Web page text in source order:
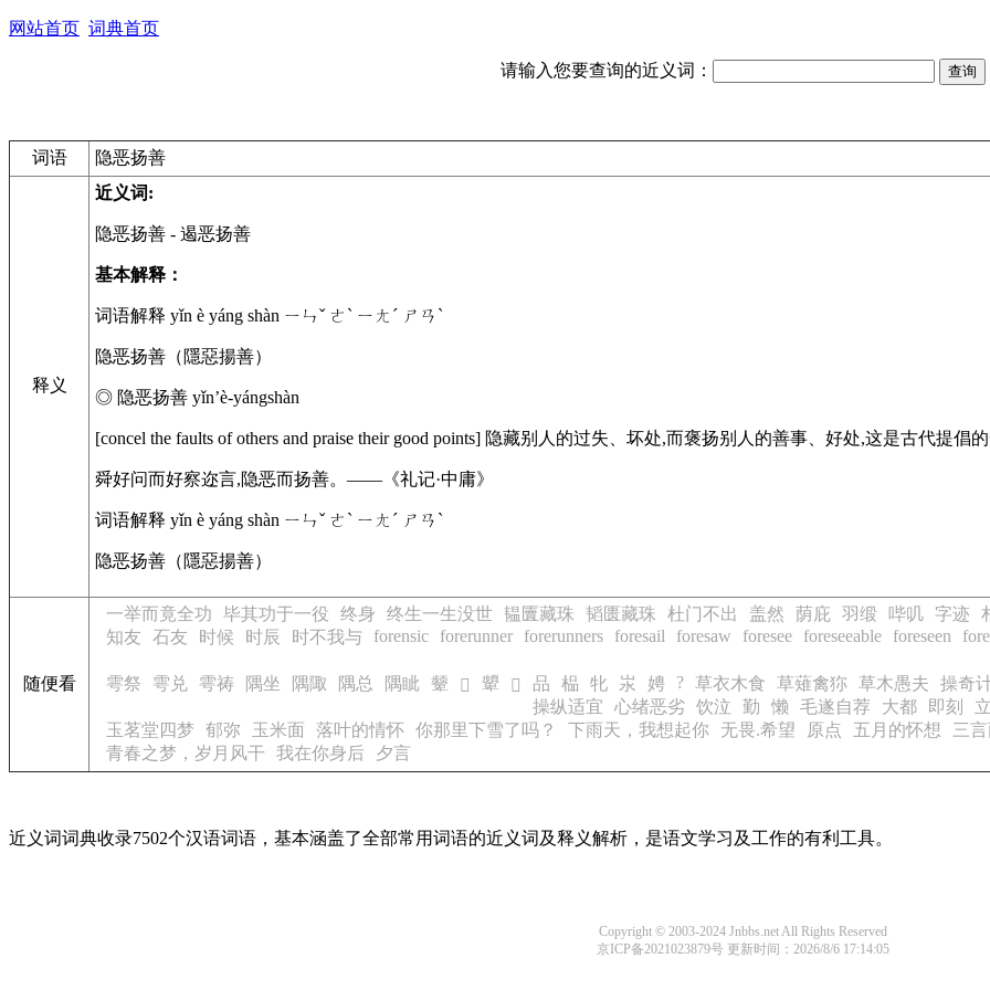
网站首页 词典首页
请输入您要查询的近义词：
词语 隐恶扬善
释义
近义词:
隐恶扬善 - 遏恶扬善
基本解释：
词语解释 yǐn è yáng shàn ㄧㄣˇ ㄜˋ ㄧㄤˊ ㄕㄢˋ
隐恶扬善（隱惡揚善）
◎ 隐恶扬善 yǐn’è-yángshàn
[concel the faults of others and praise their good points] 隐藏别人的过失、坏处,而褒扬别人的善事、好处,这是古代提倡
舜好问而好察迩言,隐恶而扬善。——《礼记·中庸》
词语解释 yǐn è yáng shàn ㄧㄣˇ ㄜˋ ㄧㄤˊ ㄕㄢˋ
隐恶扬善（隱惡揚善）
随便看
一举而竟全功 毕其功于一役 终身 终生一生没世 韫匵藏珠 韬匮藏珠 杜门不出 盖然 荫庇 羽缎 哔叽 字迹
知友
石友 时候 时辰 时不我与 forensic forerunner forerunners foresail foresaw foresee foreseeable foreseen
雩祭
雩兑 雩祷 隅坐 隅陬 隅总 隅眦 颦 𧭹 顰 𩴱 品 榀 牝 汖 娉 ? 草衣木食 草薙禽狝 草木愚夫 操奇
操纵适宜
心绪恶劣 饮泣 勤 懒 毛遂自荐 大都 即刻
玉茗堂四梦
郁弥 玉米面 落叶的情怀 你那里下雪了吗？ 下雨天，我想起你 无畏.希望 原点 五月的怀想
三
青春之梦，岁月风干 我在你身后 夕言
近义词词典收录7502个汉语词语，基本涵盖了全部常用词语的近义词及释义解析，是语文学习及工作的有利工具。
Copyright © 2003-2024 Jnbbs.net All Rights Reserved
京ICP备2021023879号 更新时间：2026/8/6 17:14:05